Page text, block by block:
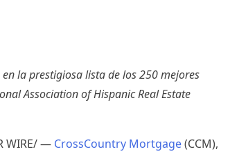
la prestigiosa lista de los 250 mejores
Association of Hispanic Real Estate
WIRE/ — CrossCountry Mortgage(CCM),